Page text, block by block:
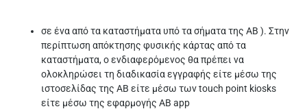
σε ένα από τα καταστήματα υπό τα σήματα της ΑΒ ). Στην
περίπτωση απόκτησης φυσικής κάρτας από τα
καταστήματα, ο ενδιαφερόμενος θα πρέπει να
ολοκληρώσει τη διαδικασία εγγραφής είτε μέσω της
ιστοσελίδας της ΑΒ είτε μέσω των touch point kiosks
είτε μέσω της εφαρμογής AB app